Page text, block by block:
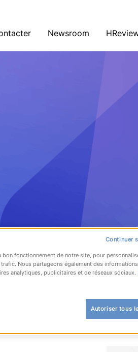
Newsroom
Continuer
fonctionnement de notre site, pour
Nous partageons également des
analytiques, publicitaires et de réseaux sociaux.
Autoriser tous